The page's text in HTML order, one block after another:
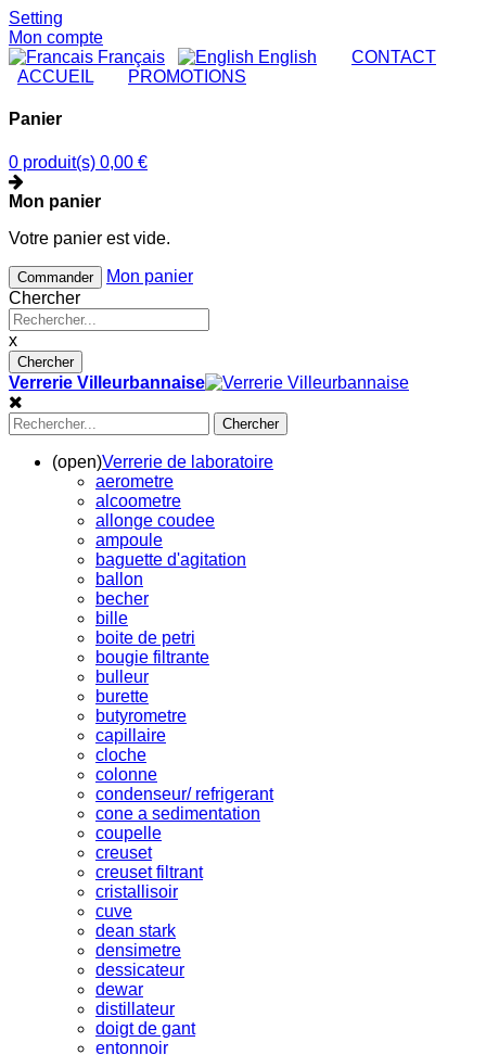
Setting
Mon compte
Français
English CONTACT
ACCUEIL
PROMOTIONS
Panier
0 produit(s) 0,00 €
Mon panier
Votre panier est vide.
Commander
Mon panier
Chercher
x
Chercher
Verrerie Villeurbannaise
Chercher
(open)Verrerie de laboratoire
aerometre
alcoometre
allonge coudee
ampoule
baguette d'agitation
ballon
becher
bille
boite de petri
bougie filtrante
bulleur
burette
butyrometre
capillaire
cloche
colonne
condenseur/ refrigerant
cone a sedimentation
coupelle
creuset
creuset filtrant
cristallisoir
cuve
dean stark
densimetre
dessicateur
dewar
distillateur
doigt de gant
entonnoir